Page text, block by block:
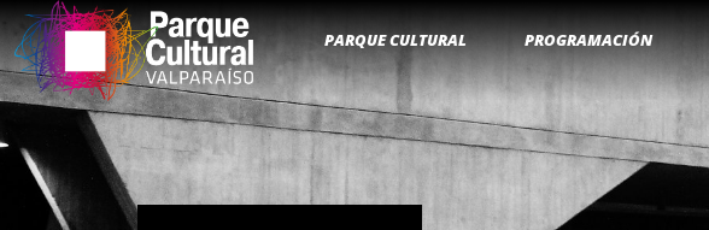
PARQUE CULTURAL PROGRAMACIÓN